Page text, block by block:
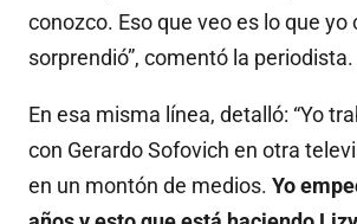
conozco. Eso que veo es lo que yo
sorprendió”, comentó la periodista.
En esa misma línea, detalló: “Yo
con Gerardo Sofovich en otra
en un montón de medios. Yo